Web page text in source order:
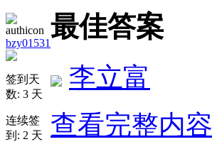
bzy01531
签到天
数: 3 天
连续签
到: 2 天
最佳答案
李立富
查看完整内容